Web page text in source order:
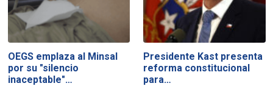
OEGS emplaza al Minsal
por su "silencio
inaceptable"…
Presidente Kast presenta
reforma constitucional
para…